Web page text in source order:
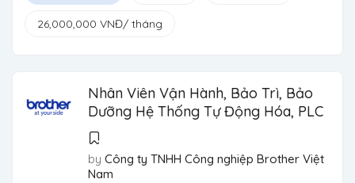
26,000,000 VNĐ/ tháng
Nhân Viên Vận Hành, Bảo Trì, Bảo
Dưỡng Hệ Thống Tự Động Hóa, PLC
by Công ty TNHH Công nghiệp Brother Việt
Nam